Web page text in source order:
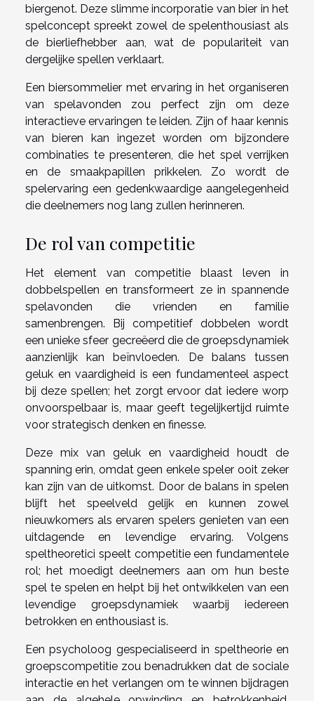
biergenot. Deze slimme incorporatie van bier in het
spelconcept spreekt zowel de spelenthousiast als
de bierliefhebber aan, wat de populariteit van
dergelijke spellen verklaart.
Een biersommelier met ervaring in het organiseren
van spelavonden zou perfect zijn om deze
interactieve ervaringen te leiden. Zijn of haar kennis
van bieren kan ingezet worden om bijzondere
combinaties te presenteren, die het spel verrijken
en de smaakpapillen prikkelen. Zo wordt de
spelervaring een gedenkwaardige aangelegenheid
die deelnemers nog lang zullen herinneren.
De rol van competitie
Het element van competitie blaast leven in
dobbelspellen en transformeert ze in spannende
spelavonden die vrienden en familie
samenbrengen. Bij competitief dobbelen wordt
een unieke sfeer gecreëerd die de groepsdynamiek
aanzienlijk kan beïnvloeden. De balans tussen
geluk en vaardigheid is een fundamenteel aspect
bij deze spellen; het zorgt ervoor dat iedere worp
onvoorspelbaar is, maar geeft tegelijkertijd ruimte
voor strategisch denken en finesse.
Deze mix van geluk en vaardigheid houdt de
spanning erin, omdat geen enkele speler ooit zeker
kan zijn van de uitkomst. Door de balans in spelen
blijft het speelveld gelijk en kunnen zowel
nieuwkomers als ervaren spelers genieten van een
uitdagende en levendige ervaring. Volgens
speltheoretici speelt competitie een fundamentele
rol; het moedigt deelnemers aan om hun beste
spel te spelen en helpt bij het ontwikkelen van een
levendige groepsdynamiek waarbij iedereen
betrokken en enthousiast is.
Een psycholoog gespecialiseerd in speltheorie en
groepscompetitie zou benadrukken dat de sociale
interactie en het verlangen om te winnen bijdragen